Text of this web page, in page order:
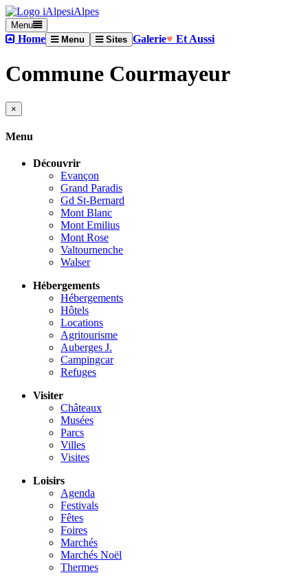
iAlpes
Menu
Home Menu Sites Galerie♥ Et Aussi
Commune Courmayeur
×
Menu
Découvrir
Evançon
Grand Paradis
Gd St-Bernard
Mont Blanc
Mont Emilius
Mont Rose
Valtournenche
Walser
Hébergements
Hébergements
Hôtels
Locations
Agritourisme
Auberges J.
Campingcar
Refuges
Visiter
Châteaux
Musées
Parcs
Villes
Visites
Loisirs
Agenda
Festivals
Fêtes
Foires
Marchés
Marchés Noël
Thermes